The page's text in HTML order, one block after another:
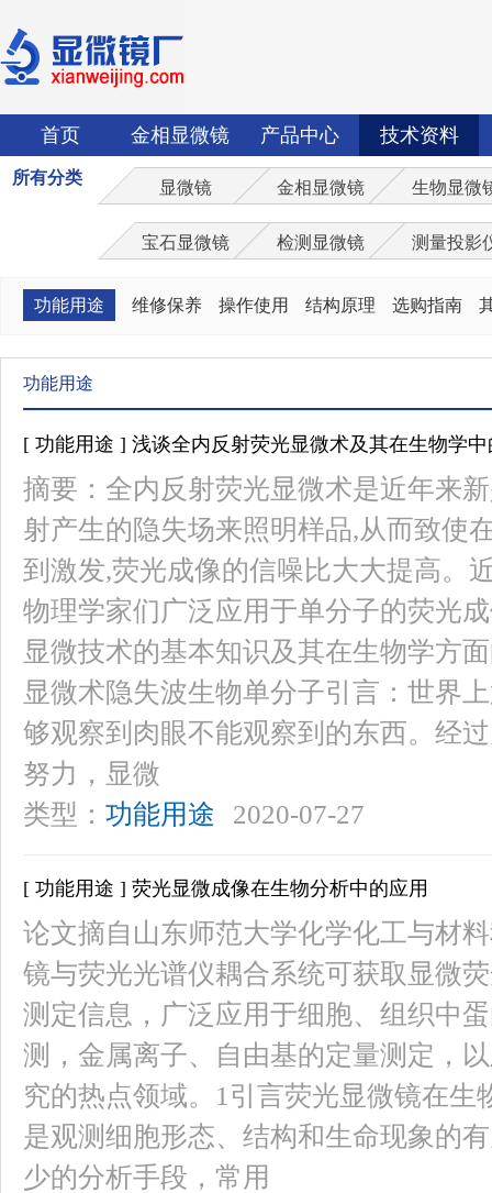
首页 金相显微镜 产品中心 技术资料
所有分类
显微镜 金相显微镜 生物显微
宝石显微镜 检测显微镜 测量投影
功能用途 维修保养 操作使用 结构原理 选购指南
功能用途
[ 功能用途 ] 浅谈全内反射荧光显微术及其在生物学
摘要：全内反射荧光显微术是近年来
射产生的隐失场来照明样品,从而致使
到激发,荧光成像的信噪比大大提高。
物理学家们广泛应用于单分子的荧光
显微技术的基本知识及其在生物学方
显微术隐失波生物单分子引言：世界
够观察到肉眼不能观察到的东西。经
努力，显微
类型： 功能用途 2020-07-27
[ 功能用途 ] 荧光显微成像在生物分析中的应用
论文摘自山东师范大学化学化工与材
镜与荧光光谱仪耦合系统可获取显微
测定信息，广泛应用于细胞、组织中
测，金属离子、自由基的定量测定，
究的热点领域。1引言荧光显微镜在
是观测细胞形态、结构和生命现象的
少的分析手段，常用